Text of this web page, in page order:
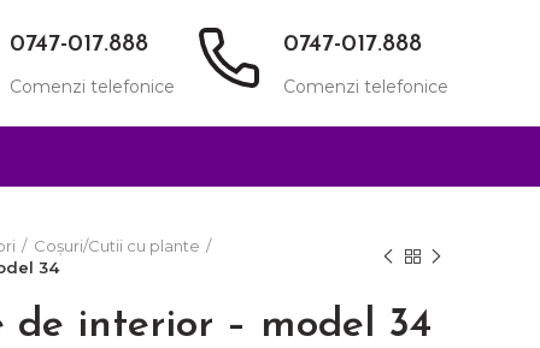
0747-017.888
Comenzi telefonice
0747-017.888
Comenzi telefonice
Coșuri/Cutii cu plante
34
de interior – model 34